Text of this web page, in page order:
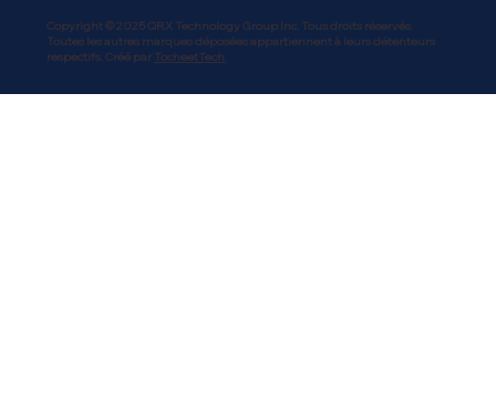
Copyright © 2025 QRX Technology Group Inc. Tous droits réservés.
Toutes les autres marques déposées appartiennent à leurs détenteurs
respectifs. Créé par TocheetTech.